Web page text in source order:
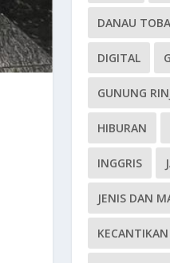
DANAU TOBA
DIGITAL
GUNUNG
HIBURAN
INGGRIS
JENIS DAN
KECANTIKAN